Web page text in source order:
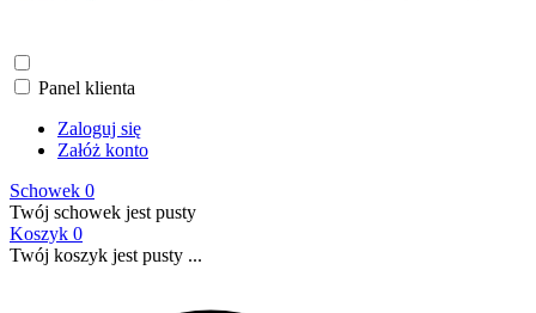
Panel klienta
Zaloguj się
Załóż konto
Schowek 0
Twój schowek jest pusty
Koszyk 0
Twój koszyk jest pusty ...